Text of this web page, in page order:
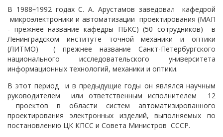
В 1988–1992 годах С. А. Арустамов заведовал кафедрой
микроэлектроники и автоматизации проектирования (МАП
- прежнее название кафедры ПБКС) (50 сотрудников) в
Ленинградском институте точной механики и оптики
(ЛИТМО) ( прежнее название Санкт-Петербургского
национального исследовательского университета
информационных технологий, механики и оптики.
В этот период и в предыдущие годы он являлся научным
руководителем или ответственным исполнителем 12
проектов в области систем автоматизированного
проектирования электронных изделий, выполняемых по
постановлению ЦК КПСС и Совета Министров СССР.